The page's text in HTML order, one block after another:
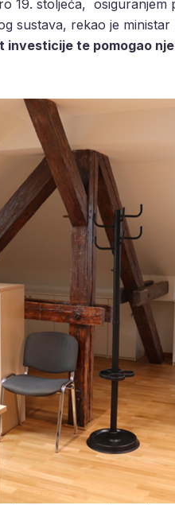
19. stoljeća, osiguranjem
sustava, rekao je ministar
investicije te pomogao